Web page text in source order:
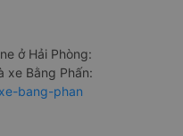
ở Hải Phòng:
xe Bằng Phấn:
bang-phan